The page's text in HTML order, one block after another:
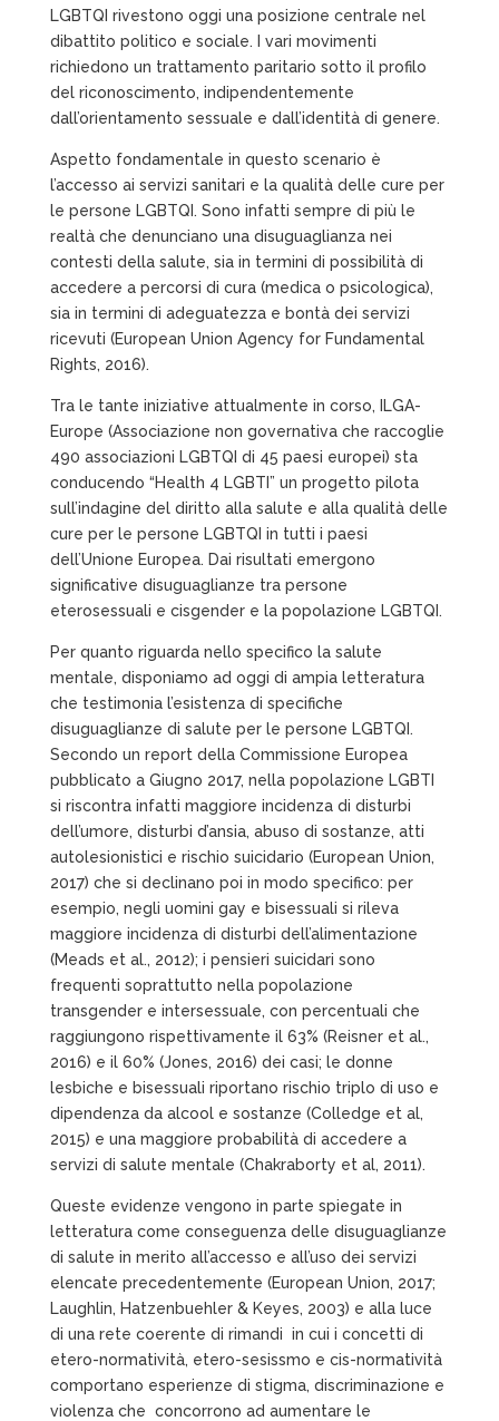
LGBTQI rivestono oggi una posizione centrale nel
dibattito politico e sociale. I vari movimenti
richiedono un trattamento paritario sotto il profilo
del riconoscimento, indipendentemente
dall’orientamento sessuale e dall’identità di genere.
Aspetto fondamentale in questo scenario è
l’accesso ai servizi sanitari e la qualità delle cure per
le persone LGBTQI. Sono infatti sempre di più le
realtà che denunciano una disuguaglianza nei
contesti della salute, sia in termini di possibilità di
accedere a percorsi di cura (medica o psicologica),
sia in termini di adeguatezza e bontà dei servizi
ricevuti (European Union Agency for Fundamental
Rights, 2016).
Tra le tante iniziative attualmente in corso, ILGA-
Europe (Associazione non governativa che raccoglie
490 associazioni LGBTQI di 45 paesi europei) sta
conducendo “Health 4 LGBTI” un progetto pilota
sull’indagine del diritto alla salute e alla qualità delle
cure per le persone LGBTQI in tutti i paesi
dell’Unione Europea. Dai risultati emergono
significative disuguaglianze tra persone
eterosessuali e cisgender e la popolazione LGBTQI.
Per quanto riguarda nello specifico la salute
mentale, disponiamo ad oggi di ampia letteratura
che testimonia l’esistenza di specifiche
disuguaglianze di salute per le persone LGBTQI.
Secondo un report della Commissione Europea
pubblicato a Giugno 2017, nella popolazione LGBTI
si riscontra infatti maggiore incidenza di disturbi
dell’umore, disturbi d’ansia, abuso di sostanze, atti
autolesionistici e rischio suicidario (European Union,
2017) che si declinano poi in modo specifico: per
esempio, negli uomini gay e bisessuali si rileva
maggiore incidenza di disturbi dell’alimentazione
(Meads et al., 2012); i pensieri suicidari sono
frequenti soprattutto nella popolazione
transgender e intersessuale, con percentuali che
raggiungono rispettivamente il 63% (Reisner et al.,
2016) e il 60% (Jones, 2016) dei casi; le donne
lesbiche e bisessuali riportano rischio triplo di uso e
dipendenza da alcool e sostanze (Colledge et al,
2015) e una maggiore probabilità di accedere a
servizi di salute mentale (Chakraborty et al, 2011).
Queste evidenze vengono in parte spiegate in
letteratura come conseguenza delle disuguaglianze
di salute in merito all’accesso e all’uso dei servizi
elencate precedentemente (European Union, 2017;
Laughlin, Hatzenbuehler & Keyes, 2003) e alla luce
di una rete coerente di rimandi in cui i concetti di
etero-normatività, etero-sesissmo e cis-normatività
comportano esperienze di stigma, discriminazione e
violenza che concorrono ad aumentare le